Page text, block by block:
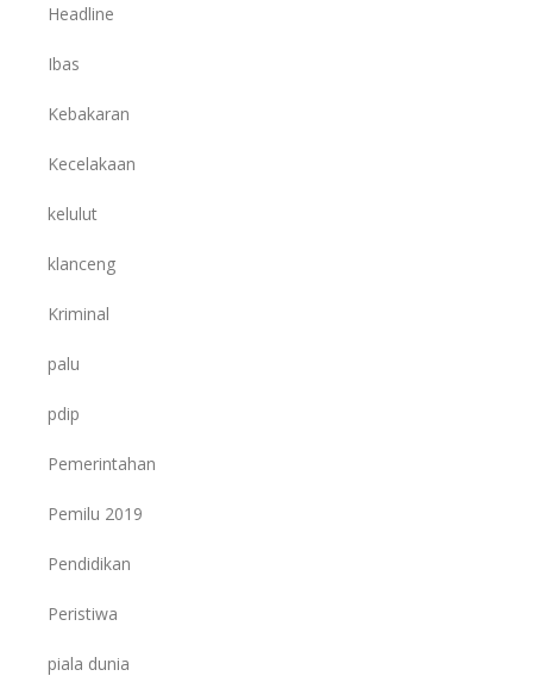
Headline
Ibas
Kebakaran
Kecelakaan
kelulut
klanceng
Kriminal
palu
pdip
Pemerintahan
Pemilu 2019
Pendidikan
Peristiwa
piala dunia